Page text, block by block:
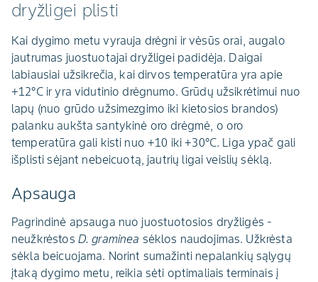
dryžligei plisti
Kai dygimo metu vyrauja drėgni ir vėsūs orai, augalo
jautrumas juostuotajai dryžligei padidėja. Daigai
labiausiai užsikrečia, kai dirvos temperatūra yra apie
+12°C ir yra vidutinio drėgnumo. Grūdų užsikrėtimui nuo
lapų (nuo grūdo užsimezgimo iki kietosios brandos)
palanku aukšta santykinė oro drėgmė, o oro
temperatūra gali kisti nuo +10 iki +30°C. Liga ypač gali
išplisti sėjant nebeicuotą, jautrių ligai veislių sėklą.
Apsauga
Pagrindinė apsauga nuo juostuotosios dryžligės -
neužkrėstos D. graminea sėklos naudojimas. Užkrėsta
sėkla beicuojama. Norint sumažinti nepalankių sąlygų
įtaką dygimo metu, reikia sėti optimaliais terminais į